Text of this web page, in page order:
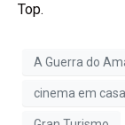
Top.
A Guerra do
cinema em casa